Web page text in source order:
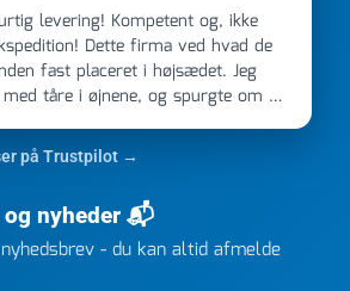
Kompetent og, ikke
Dette firma ved hvad de
fast placeret i højsædet. Jeg
tåre i øjnene, og spurgte om de
2 måneder gammel aftale. Jeg
16, og min store ordre kom dagen
slet ikke få armene ned, og næste
noget, vil jeg ringe til dem
varmeste og venligste hilsner fra Rene
på Trustpilot →
og nyheder 📬
- du kan altid afmelde